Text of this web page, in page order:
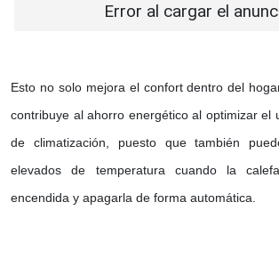
Error al cargar el
Esto no solo mejora el confort dentro del
contribuye al ahorro energético al optimizar el
de climatización, puesto que también
elevados de temperatura cuando la
encendida y apagarla de forma automática.